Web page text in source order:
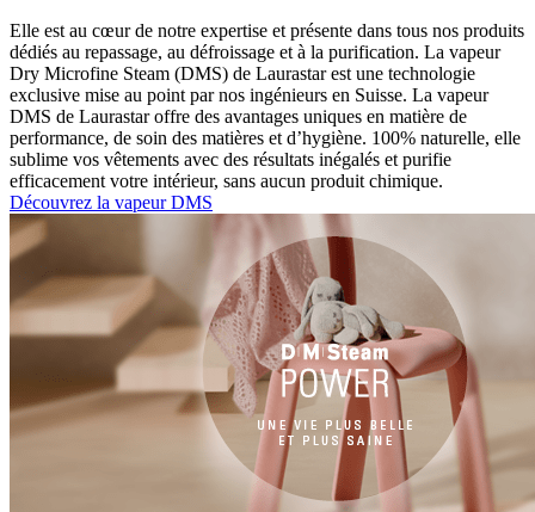
Elle est au cœur de notre expertise et présente dans tous nos produits
dédiés au repassage, au défroissage et à la purification. La vapeur
Dry Microfine Steam (DMS) de Laurastar est une technologie
exclusive mise au point par nos ingénieurs en Suisse. La vapeur
DMS de Laurastar offre des avantages uniques en matière de
performance, de soin des matières et d’hygiène. 100% naturelle, elle
sublime vos vêtements avec des résultats inégalés et purifie
efficacement votre intérieur, sans aucun produit chimique.
Découvrez la vapeur DMS